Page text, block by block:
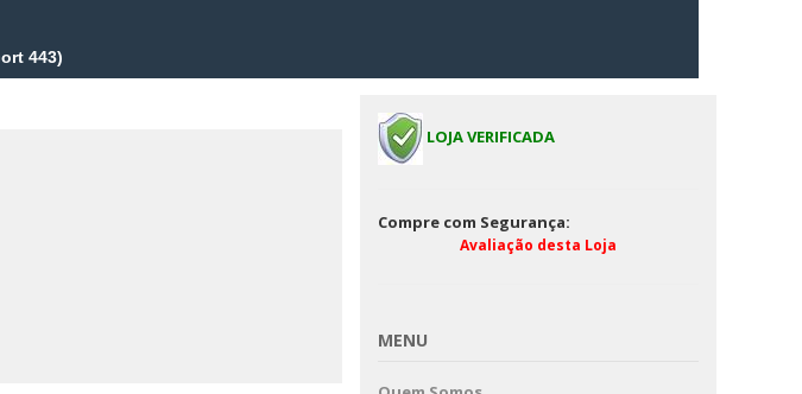
LOJA VERIFICADA
Compre com Segurança:
Avaliação desta Loja
MENU